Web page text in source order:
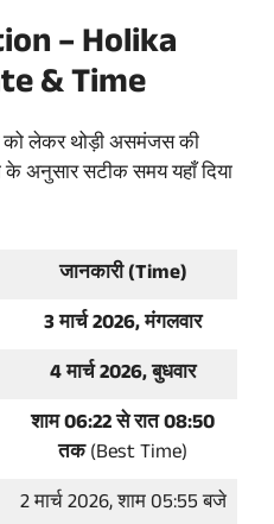
– Holika
& Time
को लेकर थोड़ी असमंजस की
अनुसार सटीक समय यहाँ दिया
जानकारी (Time)
3 मार्च 2026, मंगलवार
4 मार्च 2026, बुधवार
शाम 06:22 से रात 08:50
तक(Best Time)
2 मार्च 2026, शाम 05:55 बजे